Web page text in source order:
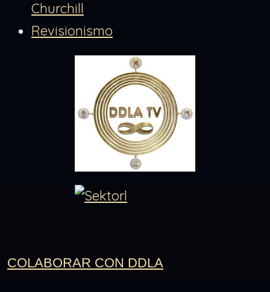
Churchill
Revisionismo
COLABORAR CON DDLA